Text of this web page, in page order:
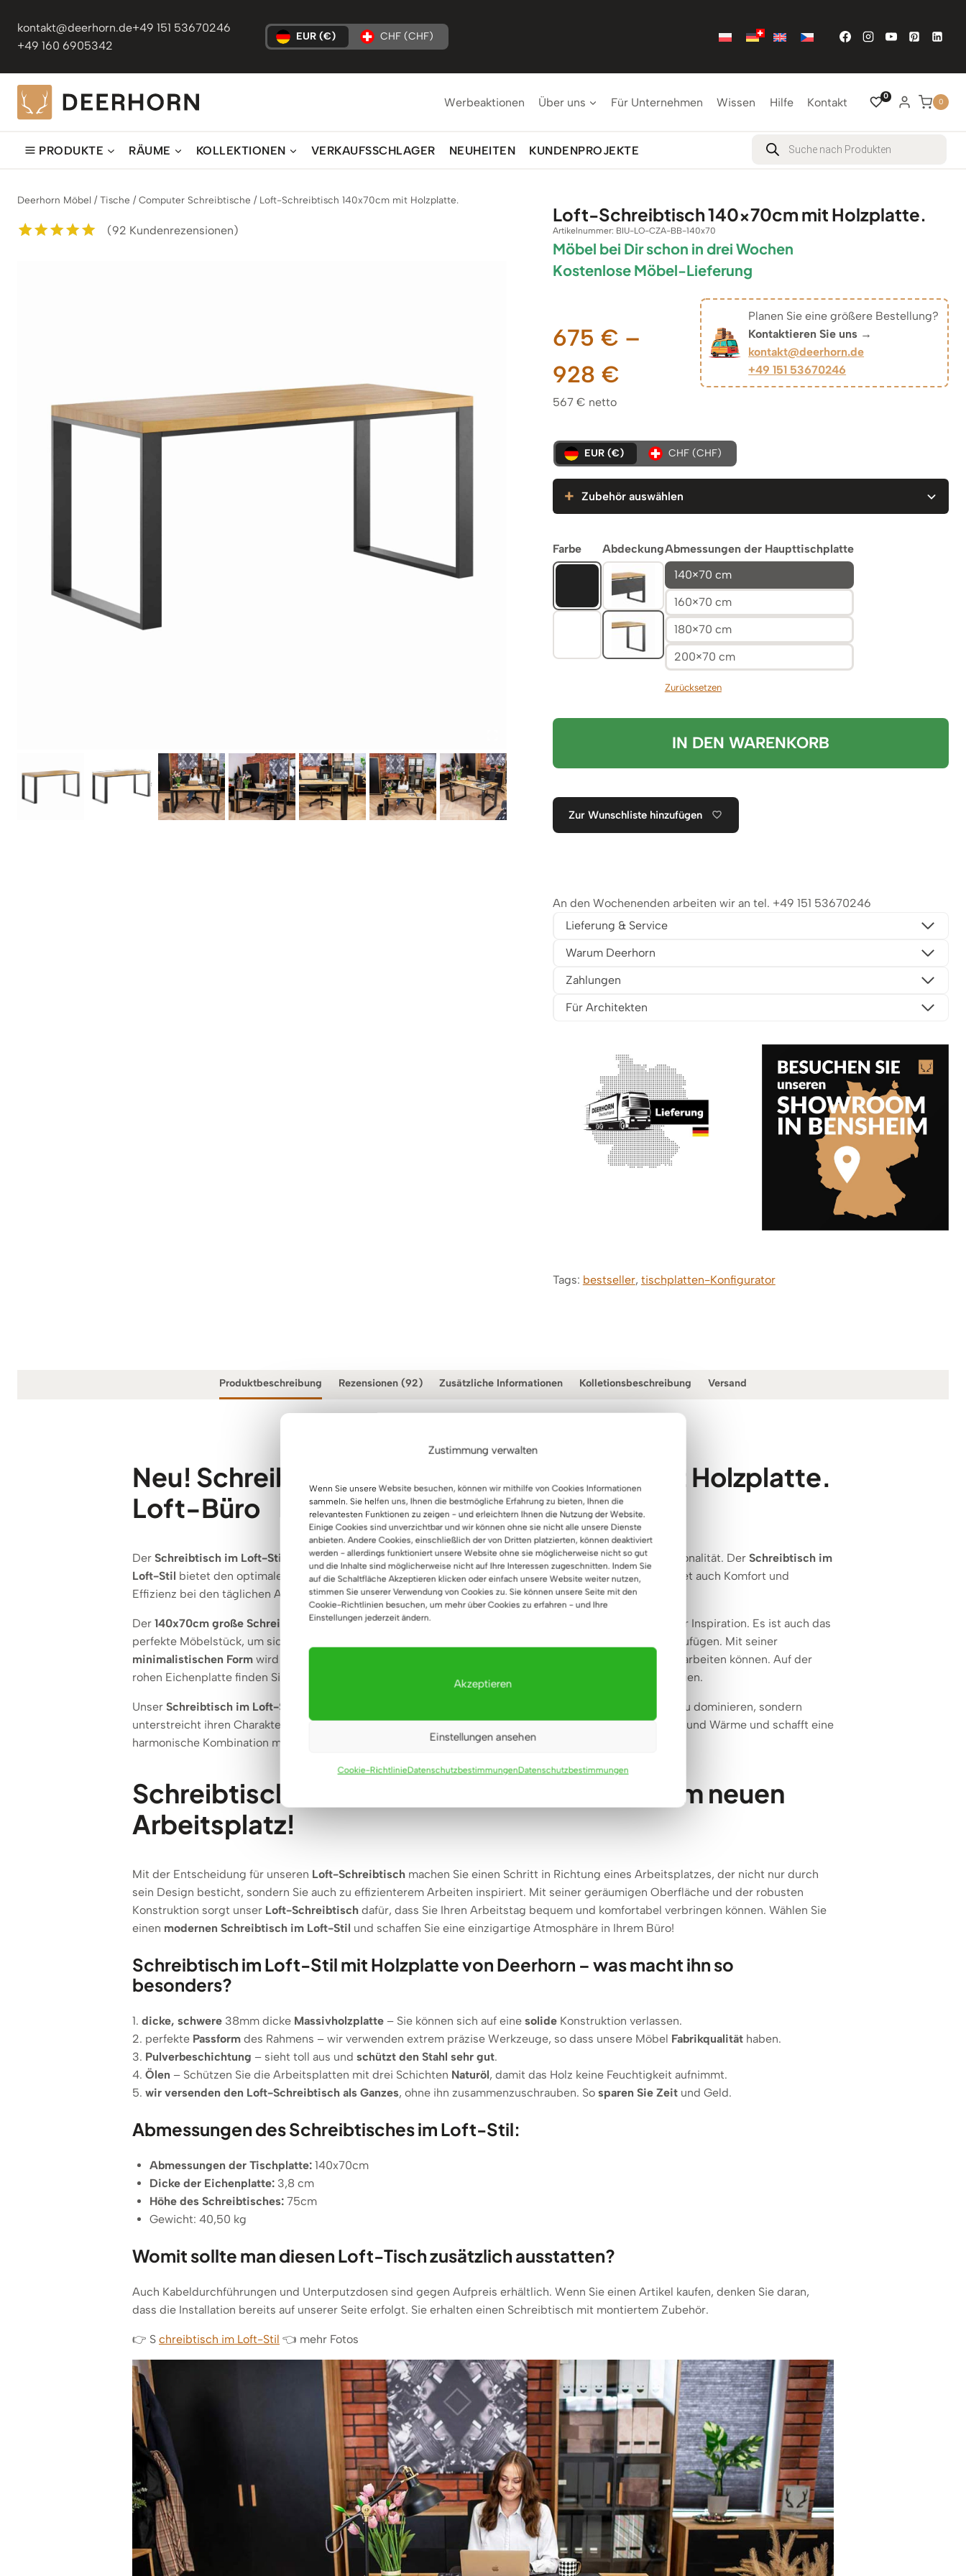
Zustimmung verwalten
Wenn Sie unsere Website besuchen, können wir mithilfe von Cookies Informationen
sammeln. Sie helfen uns, Ihnen die bestmögliche Erfahrung zu bieten, Ihnen die
relevantesten Funktionen zu zeigen - und erleichtern Ihnen die Nutzung der Website.
Einige Cookies sind unverzichtbar und wir können ohne sie nicht alle unsere Dienste
anbieten. Andere Cookies, einschließlich der von Dritten platzierten, können deaktiviert
werden - allerdings funktioniert unsere Website ohne sie möglicherweise nicht so gut
und die Inhalte sind möglicherweise nicht auf Ihre Interessen zugeschnitten. Indem Sie
auf die Schaltfläche Akzeptieren klicken oder einfach unsere Website weiter nutzen,
stimmen Sie unserer Verwendung von Cookies zu. Sie können unsere Seite mit den
Cookie-Richtlinien besuchen, um mehr über Cookies zu erfahren - und Ihre
Einstellungen jederzeit ändern.
Akzeptieren
Einstellungen ansehen
Cookie-RichtlinieDatenschutzbestimmungenDatenschutzbestimmungen
Inhalt
springen
kontakt@deerhorn.de+49 151 53670246
+49 160 6905342
EUR (€) CHF (CHF)
Werbeaktionen Über uns Für Unternehmen Wissen Hilfe Kontakt 0
0
PRODUKTE RÄUME KOLLEKTIONEN VERKAUFSSCHLAGER NEUHEITEN KUNDENPROJEKTE
Products
search
Deerhorn Möbel /Tische /Computer Schreibtische / Loft-Schreibtisch 140x70cm mit Holzplatte.
(92 Kundenrezensionen)
Loft-Schreibtisch 140x70cm mit Holzplatte.
Artikelnummer: BIU-LO-CZA-BB-140x70
Möbel bei Dir schon in drei Wochen
Kostenlose Möbel-Lieferung
675 € –
928 €Preisspanne:
bis
928 €
567 € netto
Planen Sie eine größere Bestellung?
Kontaktieren Sie uns →
kontakt@deerhorn.de
+49 151 53670246
EUR (€) CHF (CHF)
Zubehör auswählen
Farbe AbdeckungAbmessungen der Haupttischplatte
140×70 cm
160×70 cm
180×70 cm
200×70 cm
Zurücksetzen
IN DEN WARENKORB
Zur Wunschliste hinzufügen
An den Wochenenden arbeiten wir an tel. +49 151 53670246
Lieferung & Service
Warum Deerhorn
Zahlungen
Für Architekten
Tags: bestseller, tischplatten-Konfigurator
Produktbeschreibung Rezensionen (92) Zusätzliche Informationen Kolletionsbeschreibung Versand
Neu! Schreibtisch im Loft-Stil 140x70cm mit Holzplatte.
Loft-Büro
Der Schreibtisch im Loft-Stil ist ein echter Leckerbissen für Liebhaber von modernem Design und Funktionalität. Der Schreibtisch im
Loft-Stil bietet den optimalen Platz zum Arbeiten und sieht nicht nur besonders stilvoll aus, sondern bietet auch Komfort und
Effizienz bei den täglichen Aktivitäten.
Der 140x70cm große Schreibtisch im Loft-Stilist nicht nur ein Arbeitsplatz, sondern auch eine Quelle der Inspiration. Es ist auch das
perfekte Möbelstück, um sich in die Atmosphäre Ihres
einzufügen. Mit seiner
minimalistischen Form wird er Ihren Arbeitsplatz zu einer Oase der Ruhe machen, in der Sie in aller Stille arbeiten können. Auf der
rohen Eichenplatte finden Sie viel Platz, um die Materialien, die Sie für Ihre Arbeit benötigen, unterzubringen.
Unser Schreibtisch im Loft-Stil
perfekt wider, ohne dabei die Einrichtung zu dominieren, sondern
unterstreicht ihren Charakter. DieHolzplatteverleiht denSchreibtischen im Loft-Stilnatürlichen Charme und Wärme und schafft eine
harmonische Kombination mit industriellen Akzenten.
Schreibtisch im Loft-Stil – ein Schritt zu einem neuen
Arbeitsplatz!
Mit der Entscheidung für unseren Loft-Schreibtisch machen Sie einen Schritt in Richtung eines Arbeitsplatzes, der nicht nur durch
sein Design besticht, sondern Sie auch zu effizienterem Arbeiten inspiriert. Mit seiner geräumigen Oberfläche und der robusten
Konstruktion sorgt unser Loft-Schreibtisch dafür, dass Sie Ihren Arbeitstag bequem und komfortabel verbringen können. Wählen Sie
einen modernen Schreibtisch im Loft-Stil und schaffen Sie eine einzigartige Atmosphäre in Ihrem Büro!
Schreibtisch im Loft-Stil mit Holzplatte von Deerhorn – was macht ihn so
besonders?
1. dicke, schwere 38mm dicke Massivholzplatte – Sie können sich auf eine solide Konstruktion verlassen.
2. perfekte Passform des Rahmens – wir verwenden extrem präzise Werkzeuge, so dass unsere Möbel Fabrikqualität haben.
3. Pulverbeschichtung – sieht toll aus und schützt den Stahl sehr gut.
4. Ölen – Schützen Sie die Arbeitsplatten mit drei Schichten Naturöl, damit das Holz keine Feuchtigkeit aufnimmt.
5. wir versenden den Loft-Schreibtisch als Ganzes, ohne ihn zusammenzuschrauben. So sparen Sie Zeit und Geld.
Abmessungen des Schreibtisches im Loft-Stil:
Abmessungen der Tischplatte: 140x70cm
Dicke der Eichenplatte: 3,8 cm
Höhe des Schreibtisches: 75cm
Gewicht: 40,50 kg
Womit sollte man diesen Loft-Tisch zusätzlich ausstatten?
Auch Kabeldurchführungen und Unterputzdosen sind gegen Aufpreis erhältlich. Wenn Sie einen Artikel kaufen, denken Sie daran,
dass die Installation bereits auf unserer Seite erfolgt. Sie erhalten einen Schreibtisch mit montiertem Zubehör.
👉 S chreibtisch im Loft-Stil 👈 mehr Fotos